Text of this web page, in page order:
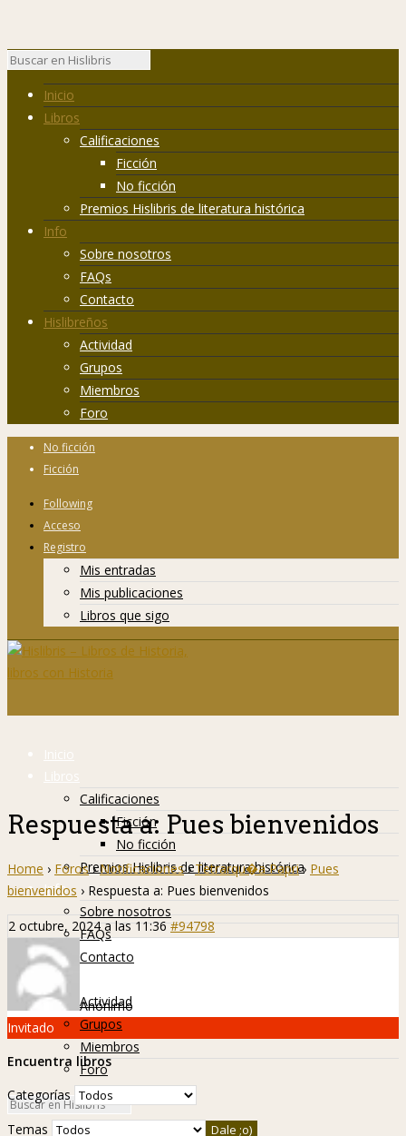
Inicio
Libros
Calificaciones
Ficción
No ficción
Premios Hislibris de literatura histórica
Info
Sobre nosotros
FAQs
Contacto
Hislibreños
Actividad
Grupos
Miembros
Foro
No ficción
Ficción
Following
Acceso
Registro
Mis entradas
Mis publicaciones
Libros que sigo
Inicio
Libros
Calificaciones
Ficción
No ficción
Premios Hislibris de literatura histórica
Info
Sobre nosotros
FAQs
Contacto
Hislibreños
Actividad
Grupos
Miembros
Foro
Respuesta a: Pues bienvenidos
Home › Foros › Notificaciones › Tetrarqu�a Papri › Pues
bienvenidos › Respuesta a: Pues bienvenidos
2 octubre, 2024 a las 11:36 #94798
Anónimo
Invitado
Encuentra libros
Categorías
Temas